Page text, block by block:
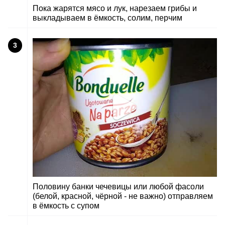
Пока жарятся мясо и лук, нарезаем грибы и
выкладываем в ёмкость, солим, перчим
3
Половину банки чечевицы или любой фасоли
(белой, красной, чёрной - не важно) отправляем
в ёмкость с супом